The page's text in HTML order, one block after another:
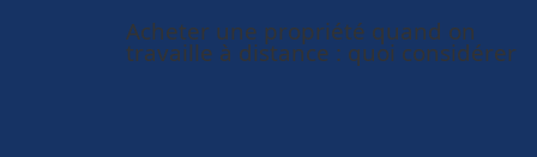
Acheter une propriété quand on
travaille à distance : quoi considérer